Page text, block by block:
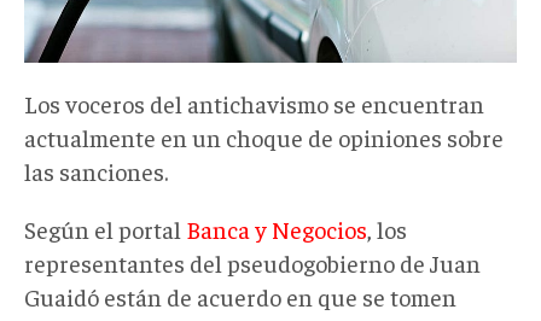
Los voceros del antichavismo se encuentran
actualmente en un choque de opiniones sobre
las sanciones.
Según el portal Banca y Negocios , los
representantes del pseudogobierno de Juan
Guaidó están de acuerdo en que se tomen